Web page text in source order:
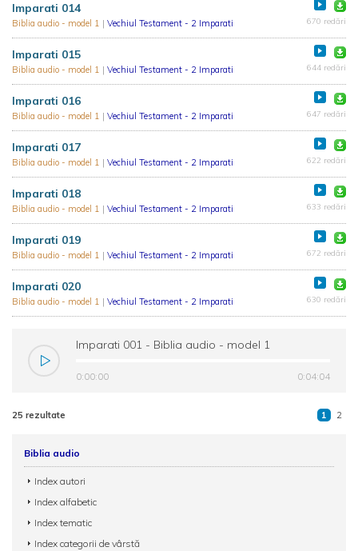
Imparati 014
Biblia audio - model 1 | Vechiul Testament - 2 Imparati 670 redări
Imparati 015
Biblia audio - model 1 | Vechiul Testament - 2 Imparati 644 redări
Imparati 016
Biblia audio - model 1 | Vechiul Testament - 2 Imparati 647 redări
Imparati 017
Biblia audio - model 1 | Vechiul Testament - 2 Imparati 622 redări
Imparati 018
Biblia audio - model 1 | Vechiul Testament - 2 Imparati 633 redări
Imparati 019
Biblia audio - model 1 | Vechiul Testament - 2 Imparati 672 redări
Imparati 020
Biblia audio - model 1 | Vechiul Testament - 2 Imparati 630 redări
Imparati 001 - Biblia audio - model 1
0:00:00 0:04:04
25 rezultate 1 2
Biblia audio
Index autori
Index alfabetic
Index tematic
Index categorii de vârstă